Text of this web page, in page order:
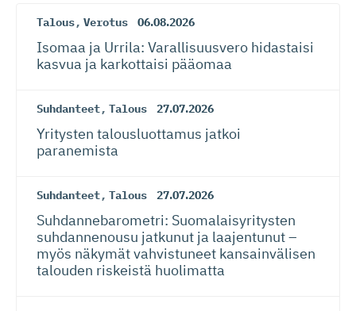
Talous, Verotus 06.08.2026
Isomaa ja Urrila: Varallisuusvero hidastaisi
kasvua ja karkottaisi pääomaa
Suhdanteet, Talous 27.07.2026
Yritysten talousluottamus jatkoi
paranemista
Suhdanteet, Talous 27.07.2026
Suhdanneba­ro­metri: Suomalaisy­ri­tysten
suhdannenousu jatkunut ja laajentunut –
myös näkymät vahvistuneet kansainvälisen
talouden riskeistä huolimatta